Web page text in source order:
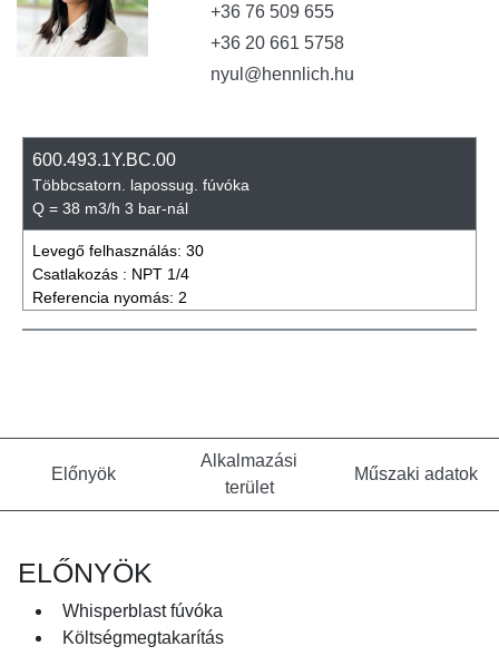
+36 76 509 655
+36 20 661 5758
nyul@hennlich.hu
600.493.1Y.BC.00
Többcsatorn. lapossug. fúvóka
Q = 38 m3/h 3 bar-nál
Levegő felhasználás: 30
Csatlakozás : NPT 1/4
Referencia nyomás: 2
Előnyök
Alkalmazási
terület
Műszaki adatok
ELŐNYÖK
Whisperblast fúvóka
Költségmegtakarítás